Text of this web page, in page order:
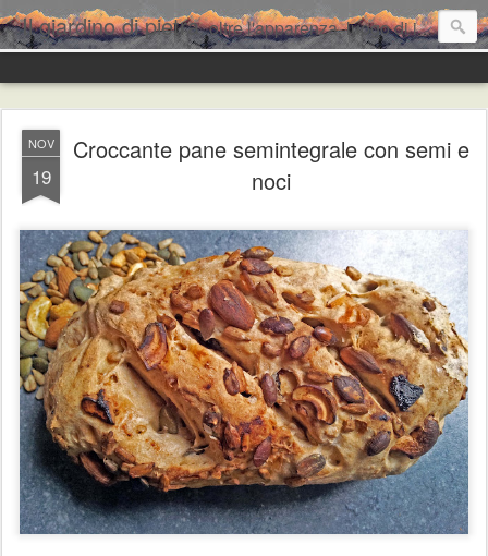
Il giardino di pietra oltre l'apparenza, luogo di incontro per condividere e assaggiare...
NOV
19
Croccante pane semintegrale con semi e
noci